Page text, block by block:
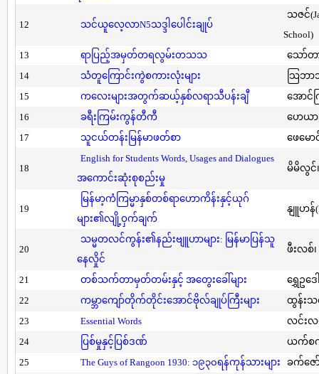
12 သင်ယူလေ့လာN5သဒ္ဒါပေါင်းချုပ်
သဇင်
School)
13
ရာပြည့်အမှတ်တရလွမ်းတသသ
သော်တ
14
သံတူကြောင်းကွဲစကားလုံးများ
သြဘာ
15
ကလေးများအတွက်ဆယ့်နှစ်လရာသီပန်းချီ
အောင်
16
ခရီးကြမ်းကွန်တီကီ
ဟေယာ
17
သူငယ်တန်းမြန်မာဖတ်စာ ဖေမော
18
English for Students Words, Usages and Dialogues
အကောင်းဆုံးစုစည်းမှု
မိမိလွင်၊
19
မြန်မာ့ကံကြမ္မာနှစ်တစ်ရာဟောကိန်းနှင့်ယုဂ်
များ၏လျို့ဝှက်ချက်
နျူဟန်
20
သမ္မတလင်ကွန်း၏နည်းဗျူဟာများ: မြန်မာပြန်သူ
နေလှိုင်
ဖီးလစ်
21 တစ်သက်တာမှတ်တမ်းနှင့် အတွေးခေါ်များ
ရွှေဥဒေ
22
ကမ္ဘာကျော်တိုက်တိုင်းအောင်ဗိုလ်ချုပ်ကြီးများ
ထွန်းသ
23
Essential Words
လင်းလ
24
ပြစ်မှုနှင့်ပြစ်ဒဏ်
ယက်စကီ
25
The Guys of Rangoon 1930: ၁၉၃၀ရန်ကုန်သားများ
ခက်ဇေ